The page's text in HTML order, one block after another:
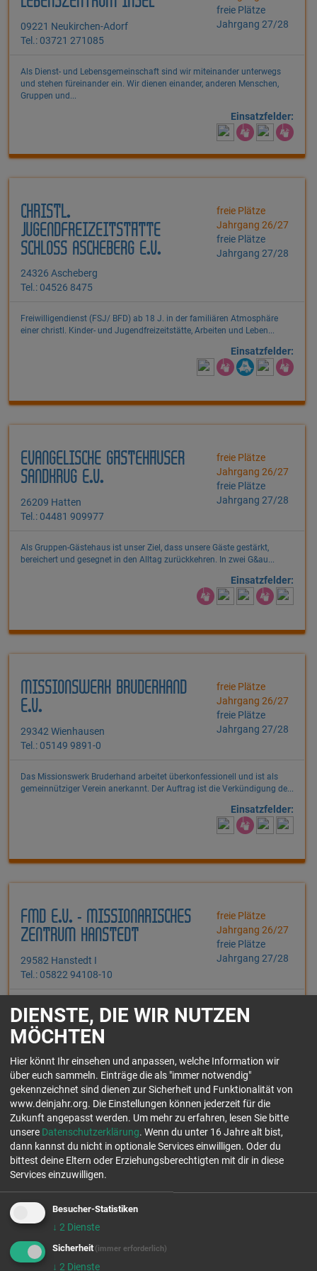
09221 Neukirchen-Adorf
Tel.: 03721 271085
freie Plätze
Jahrgang 27/28
Als Dienst- und Lebensgemeinschaft sind wir miteinander unterwegs
und stehen füreinander ein. Wir dienen einander, anderen Menschen,
Gruppen und...
Einsatzfelder:
CHRISTL.
JUGENDFREIZEITSTÄTTE
SCHLOSS ASCHEBERG E.V.
24326 Ascheberg
Tel.: 04526 8475
freie Plätze
Jahrgang 26/27
freie Plätze
Jahrgang 27/28
Freiwilligendienst (FSJ/ BFD) ab 18 J. in der familiären Atmosphäre
einer christl. Kinder- und Jugendfreizeitstätte, Arbeiten und Leben...
Einsatzfelder:
EVANGELISCHE GÄSTEHÄUSER
SANDKRUG E.V.
26209 Hatten
Tel.: 04481 909977
freie Plätze
Jahrgang 26/27
freie Plätze
Jahrgang 27/28
Als Gruppen-Gästehaus ist unser Ziel, dass unsere Gäste gestärkt,
bereichert und gesegnet in den Alltag zurückkehren. In zwei G&au...
Einsatzfelder:
MISSIONSWERK BRUDERHAND
E.V.
29342 Wienhausen
Tel.: 05149 9891-0
freie Plätze
Jahrgang 26/27
freie Plätze
Jahrgang 27/28
Das Missionswerk Bruderhand arbeitet überkonfessionell und ist als
gemeinnütziger Verein anerkannt. Der Auftrag ist die Verkündigung de...
Einsatzfelder:
FMD E.V. - MISSIONARISCHES
ZENTRUM HANSTEDT
29582 Hanstedt I
Tel.: 05822 94108-10
freie Plätze
Jahrgang 26/27
freie Plätze
Jahrgang 27/28
Das Missionarische Zentrum - "Tagungshaus mit Herz" - ist ein
christliches Gästehaus mit gut 100 Betten mitten in der Lüneburger
Heide...
GRZ KRELINGEN E.V.
29664 Walsrode
Tel.: 05167 970173
freie Plätze
Jahrgang 26/27
Lüneburger Heide. Zu den Arbeitsbereichen gehören ein Freizeit...
DIENSTE, DIE WIR NUTZEN
MÖCHTEN
Hier könnt Ihr einsehen und anpassen, welche Information wir
über euch sammeln. Einträge die als "immer notwendig"
gekennzeichnet sind dienen zur Sicherheit und Funktionalität von
www.deinjahr.org. Die Einstellungen können jederzeit für die
Zukunft angepasst werden. Um mehr zu erfahren, lesen Sie bitte
unsere Datenschutzerklärung. Wenn du unter 16 Jahre alt bist,
dann kannst du nicht in optionale Services einwilligen. Oder du
bittest deine Eltern oder Erziehungsberechtigten mit dir in diese
Services einzuwilligen.
Besucher-Statistiken
↓ 2 Dienste
Sicherheit (immer erforderlich)
↓ 2 Dienste